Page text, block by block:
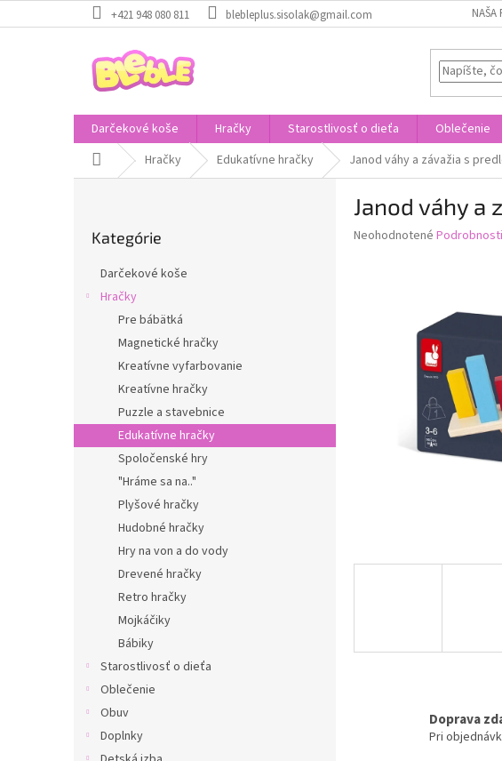
na
+421 948 080 811 blebleplus.sisolak@gmail.com NAŠA
Darčekové koše Hračky Starostlivosť o dieťa Oblečenie
DomovHračky Edukatívne hračky Janod váhy a závažia s
kategórie
Kategórie
Darčekové koše
Hračky
Pre bábätká
Magnetické hračky
Kreatívne vyfarbovanie
Kreatívne hračky
Puzzle a stavebnice
Edukatívne hračky
Spoločenské hry
"Hráme sa na.."
Plyšové hračky
Hudobné hračky
Hry na von a do vody
Drevené hračky
Retro hračky
Mojkáčiky
Bábiky
Starostlivosť o dieťa
Oblečenie
Obuv
Doplnky
Janod váhy a
Priemerné
Neohodnotené
Doprava
Pri